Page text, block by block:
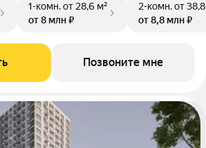
1-комн.от 28,6 м²
от 8 млн ₽
2-комн.от
от 8,8 млн ₽
Позвоните мне